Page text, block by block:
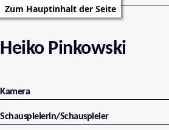
Zum Hauptinhalt der Seite
Heiko Pinkowski
Kamera
Schauspielerin/Schauspieler